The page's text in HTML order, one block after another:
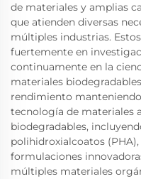
de materiales y amplias
que atienden diversas
múltiples industrias.
fuertemente en
continuamente en la
materiales
rendimiento
tecnología de materiales
biodegradables,
polihidroxialcoatos
formulaciones
múltiples materiales